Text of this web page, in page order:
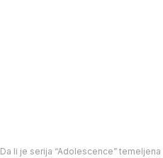
Da li je serija “Adolescence”